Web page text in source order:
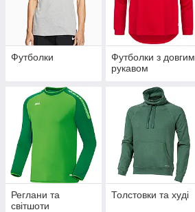
Футболки
Футболки з довгим
рукавом
Реглани та
світшоти
Толстовки та худі